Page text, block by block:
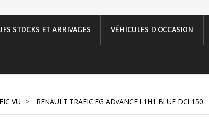
STOCKS ET ARRIVAGES VÉHICULES D'OCCASION
VU > RENAULT TRAFIC FG ADVANCE L1H1 BLUE DCI 150